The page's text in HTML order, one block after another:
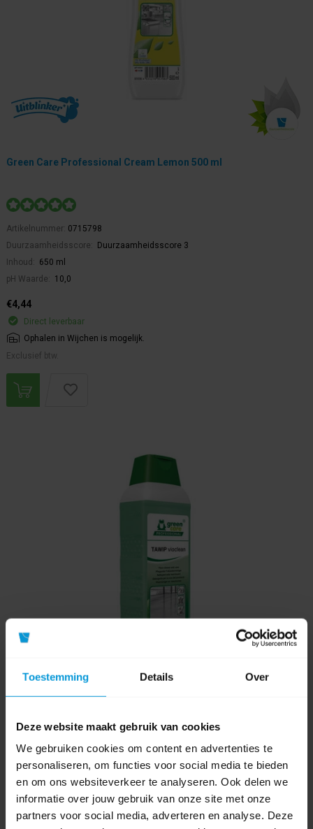
Toestemming Details Over
Deze website maakt gebruik van cookies
We gebruiken cookies om content en advertenties te
personaliseren, om functies voor social media te bieden
en om ons websiteverkeer te analyseren. Ook delen we
informatie over jouw gebruik van onze site met onze
partners voor social media, adverteren en analyse. Deze
Green Care Professional Cream Lemon 500 ml
Artikelnummer: 0715798
Duurzaamheidsscore:
Duurzaamheidsscore 3
Inhoud:
650 ml
pH Waarde:
10,0
€4,44
Direct leverbaar
Ophalen in Wijchen is mogelijk.
Exclusief btw.
Green Care Professional Tawip Vioclean 1 liter
Artikelnummer:712484